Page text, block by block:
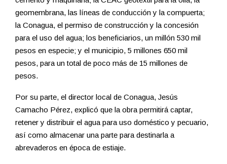
geomembrana, las líneas de conducción y la compuerta;
la Conagua, el permiso de construcción y la concesión
para el uso del agua; los beneficiarios, un millón 530 mil
pesos en especie; y el municipio, 5 millones 650 mil
pesos, para un total de poco más de 15 millones de
pesos.
Por su parte, el director local de Conagua, Jesús
Camacho Pérez, explicó que la obra permitirá captar,
retener y distribuir el agua para uso doméstico y pecuario,
así como almacenar una parte para destinarla a
abrevaderos en época de estiaje.